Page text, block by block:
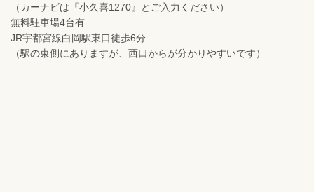
（カーナビは『小久喜1270』とご入力ください）
無料駐車場4台有
JR宇都宮線白岡駅東口徒歩6分
（駅の東側にありますが、西口からが分かりやすいです）